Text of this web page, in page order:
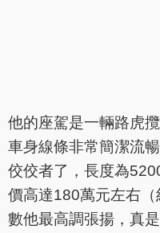
他的座駕是一輛路虎
車身線條非常簡潔流
佼佼者了，長度為
價高達180萬元左右
數他最高調張揚，真